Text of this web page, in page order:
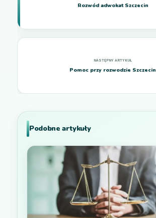
Rozwód adwokat Szczecin
Pomoc przy rozwodzie Szczecin
Podobne artykuły